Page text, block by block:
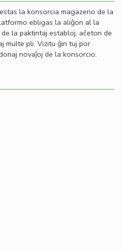
estas la konsorcia magazeno de la
ebligas la aliĝon al la
la paktintaj establoj, aĉeton de
multe pli. Vizitu ĝin tuj por
novaĵoj de la konsorcio.